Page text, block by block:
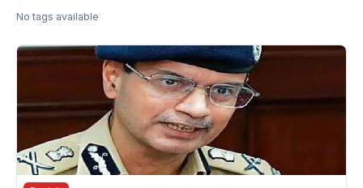
No tags available